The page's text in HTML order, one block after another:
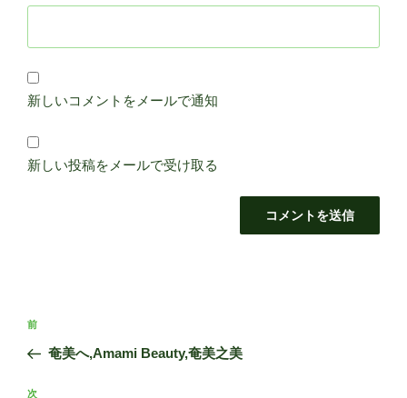
新しいコメントをメールで通知
新しい投稿をメールで受け取る
投
ナ
ビ
前
の
稿
前
奄美へ,Amami Beauty,奄美之美
次
次